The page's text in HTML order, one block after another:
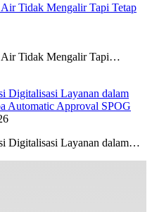
Tidak Mengalir Tapi Tetap
Tidak Mengalir Tapi…
Digitalisasi Layanan dalam
Automatic Approval SPOG
Digitalisasi Layanan dalam…